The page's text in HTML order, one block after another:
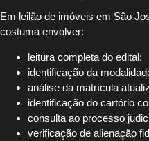
Em leilão de imóveis em São
costuma envolver:
leitura completa do edital;
identificação da
análise da matrícula
identificação do cartório
consulta ao processo
verificação de alienação